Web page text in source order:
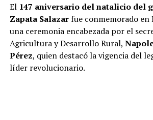
El 147 aniversario del natalicio del
Zapata Salazarfue conmemorado en
una ceremonia encabezada por el
Agricultura y Desarrollo Rural,
Pérez, quien destacó la vigencia del
líder revolucionario.